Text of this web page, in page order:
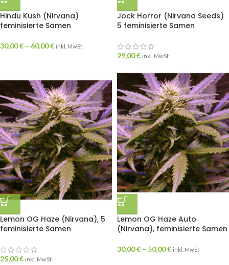
Hindu Kush (Nirvana)
feminisierte Samen
30,00€ – 60,00€ inkl. MwSt
Jock Horror (Nirvana Seeds)
5 feminisierte Samen
29,00€ inkl. MwSt
Lemon OG Haze (Nirvana), 5
feminisierte Samen
25,00€ inkl. MwSt
Lemon OG Haze Auto
(Nirvana), feminisierte Samen
30,00€ – 50,00€ inkl. MwSt